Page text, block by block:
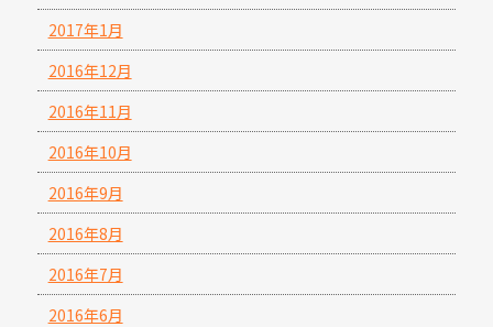
2017年1月
2016年12月
2016年11月
2016年10月
2016年9月
2016年8月
2016年7月
2016年6月